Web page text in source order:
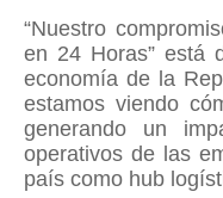
“Nuestro
en 24 Horas” está
economía de la
estamos viendo
generando un
operativos de las
país como hub